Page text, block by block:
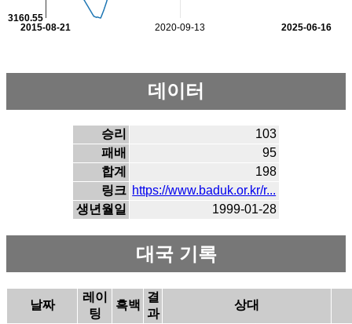
2020-09-13
2015-08-21 2025-06-16
3160.55
데이터
승리
103
패배
95
합계
198
링크 https://www.baduk.or.kr/r...
생년월일
1999-01-28
대국 기록
날짜
레이
팅
흑백
결
과
상대